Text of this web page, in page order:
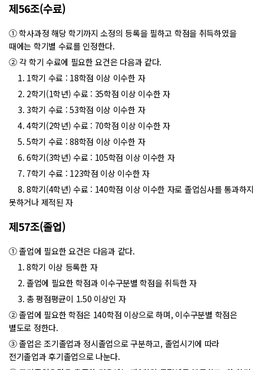
제56조(수료)
① 학사과정 해당 학기까지 소정의 등록을 필하고 학점을 취득하였을
때에는 학기별 수료를 인정한다.
② 각 학기 수료에 필요한 요건은 다음과 같다.
1. 1학기 수료 : 18학점 이상 이수한 자
2. 2학기(1학년) 수료 : 35학점 이상 이수한 자
3. 3학기 수료 : 53학점 이상 이수한 자
4. 4학기(2학년) 수료 : 70학점 이상 이수한 자
5. 5학기 수료 : 88학점 이상 이수한 자
6. 6학기(3학년) 수료 : 105학점 이상 이수한 자
7. 7학기 수료 : 123학점 이상 이수한 자
8. 8학기(4학년) 수료 : 140학점 이상 이수한 자로 졸업심사를 통과하지
못하거나 제적된 자
제57조(졸업)
① 졸업에 필요한 요건은 다음과 같다.
1. 8학기 이상 등록한 자
2. 졸업에 필요한 학점과 이수구분별 학점을 취득한 자
3. 총 평점평균이 1.50 이상인 자
② 졸업에 필요한 학점은 140학점 이상으로 하며, 이수구분별 학점은
별도로 정한다.
③ 졸업은 조기졸업과 정시졸업으로 구분하고, 졸업시기에 따라
전기졸업과 후기졸업으로 나눈다.